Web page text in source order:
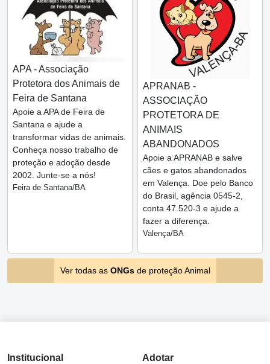
APA - Associação
Protetora dos Animais de
Feira de Santana
Apoie a APA de Feira de
Santana e ajude a
transformar vidas de animais.
Conheça nosso trabalho de
proteção e adoção desde
2002. Junte-se a nós!
Feira de Santana/BA
APRANAB -
ASSOCIAÇÃO
PROTETORA DE
ANIMAIS
ABANDONADOS
Apoie a APRANAB e salve
cães e gatos abandonados
em Valença. Doe pelo Banco
do Brasil, agência 0545-2,
conta 47.520-3 e ajude a
fazer a diferença.
Valença/BA
Ver todas as ONGsde proteção Animal
Institucional
Adotar